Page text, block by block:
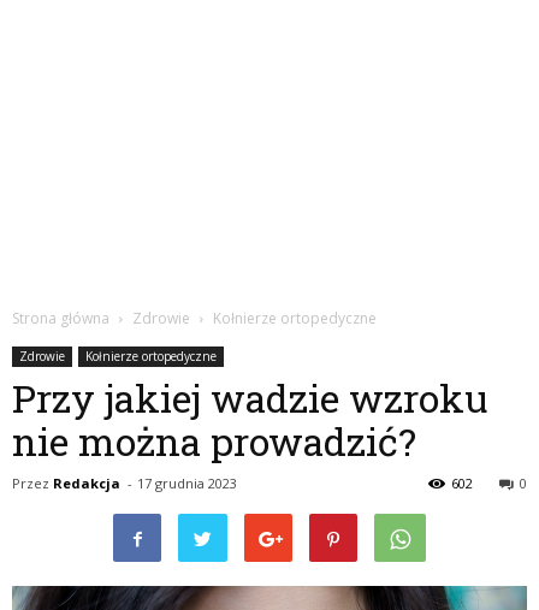
Strona główna Zdrowie Kołnierze ortopedyczne
Zdrowie Kołnierze ortopedyczne
Przy jakiej wadzie wzroku
nie można prowadzić?
Przez Redakcja - 17 grudnia 2023 0
602